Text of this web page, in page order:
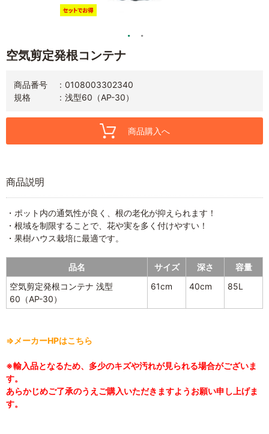
空気剪定発根コンテナ
商品番号
0108003302340
規格
浅型60（AP-30）
商品購入へ
商品説明
・ポット内の通気性が良く、根の老化が抑えられます！
・根域を制限することで、花や実を多く付けやすい！
・果樹ハウス栽培に最適です。
品名 サイズ 深さ
容量
空気剪定発根コンテナ 浅型
60（AP-30）
61cm 40cm 85L
⇒メーカーHPはこちら
※輸入品となるため、多少のキズや汚れが見られる場合がございま
す。
あらかじめご了承のうえご購入いただきますようお願い申し上げま
す。